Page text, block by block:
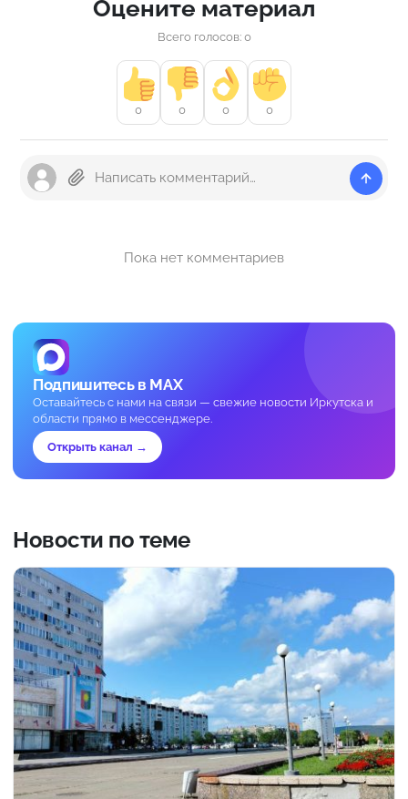
Оцените материал
Всего голосов: 0
0 0 0 0
Пока нет комментариев
Подпишитесь в MAX
Оставайтесь с нами на связи — свежие новости Иркутска и
области прямо в мессенджере.
Открыть канал →
Новости по теме